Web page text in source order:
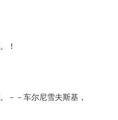
！
－－车尔尼雪夫斯基，